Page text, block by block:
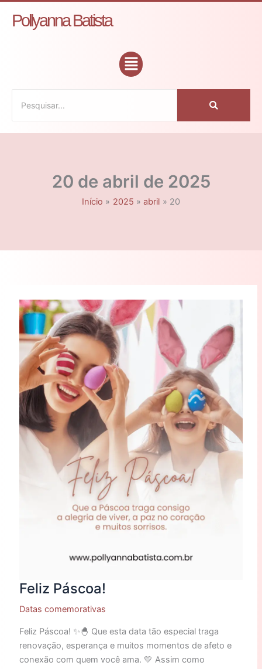
paraPollyanna Batista
Flyout
Menu
20 de abril de 2025
Início 2025 abril 20
Feliz Páscoa!
Datas comemorativas
Feliz Páscoa! ✨🐣 Que esta data tão especial traga
renovação, esperança e muitos momentos de afeto e
conexão com quem você ama. 💛 Assim como
Páscoa!
a